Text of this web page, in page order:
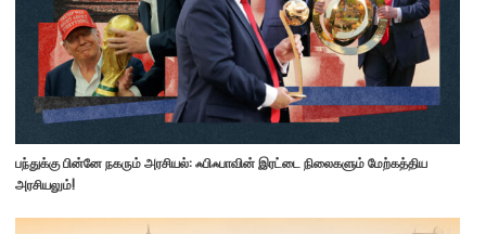
பந்துக்கு பின்னே நகரும் அரசியல்: ஃபிஃபாவின் இரட்டை நிலைகளும் மேற்கத்திய
அரசியலும்!